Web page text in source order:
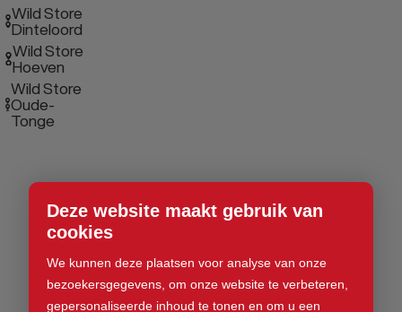
Deze website maakt gebruik van
cookies
We kunnen deze plaatsen voor analyse van onze
bezoekersgegevens, om onze website te verbeteren,
gepersonaliseerde inhoud te tonen en om u een
Wild Store
Dinteloord
Wild Store
Hoeven
Wild Store
Oude-
Tonge